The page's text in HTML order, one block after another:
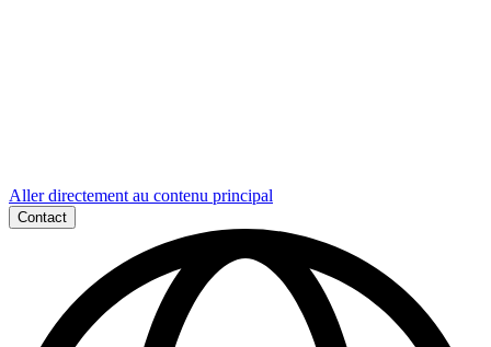
Aller directement au contenu principal
Contact